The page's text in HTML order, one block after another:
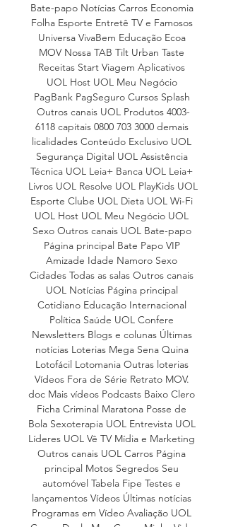
Bate-papo Notícias Carros Economia
Folha Esporte Entretê TV e Famosos
Universa VivaBem Educação Ecoa
MOV Nossa TAB Tilt Urban Taste
Receitas Start Viagem Aplicativos
UOL Host UOL Meu Negócio
PagBank PagSeguro Cursos Splash
Outros canais UOL Produtos 4003-
6118 capitais 0800 703 3000 demais
licalidades Conteúdo Exclusivo UOL
Segurança Digital UOL Assistência
Técnica UOL Leia+ Banca UOL Leia+
Livros UOL Resolve UOL PlayKids UOL
Esporte Clube UOL Dieta UOL Wi-Fi
UOL Host UOL Meu Negócio UOL
Sexo Outros canais UOL Bate-papo
Página principal Bate Papo VIP
Amizade Idade Namoro Sexo
Cidades Todas as salas Outros canais
UOL Notícias Página principal
Cotidiano Educação Internacional
Política Saúde UOL Confere
Newsletters Blogs e colunas Últimas
notícias Loterias Mega Sena Quina
Lotofácil Lotomania Outras loterias
Vídeos Fora de Série Retrato MOV.
doc Mais vídeos Podcasts Baixo Clero
Ficha Criminal Maratona Posse de
Bola Sexoterapia UOL Entrevista UOL
Líderes UOL Vê TV Mídia e Marketing
Outros canais UOL Carros Página
principal Motos Segredos Seu
automóvel Tabela Fipe Testes e
lançamentos Vídeos Últimas notícias
Programas em Vídeo Avaliação UOL